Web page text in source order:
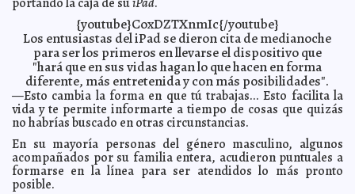
2010-07-24 10:01:03 Aclaran el misterio del hoyanco de Campeche
2010-07-24 09:55:18 Cenotillo se prepara para su tradicional fiesta A7
2010-07-24 09:44:51 ¡Que golazos! Goyito Zavala
2010-07-24 07:25:00 Remates de locura Guardiano Delatorre S.J.
2010-07-24 06:45:00 A pesar de mucho, aquí vamos Franz de J. Fortuny Loret de
Mola
Montalvo Duarte
2010-07-23 23:00:00 La nueva alcaldesa de Peto cumple con los ciudadanos
Luis Jorge Montalvo Duarte
{youtube}CoxDZTXnmIc{/youtube}
Los entusiastas del iPad se dieron cita de medianoche
para ser los primeros en llevarse el dispositivo que
"hará que en sus vidas hagan lo que hacen en forma
diferente, más entretenida y con más posibilidades".
—Esto cambia la forma en que tú trabajas... Esto facilita la
vida y te permite informarte a tiempo de cosas que quizás
no habrías buscado en otras circunstancias.
En su mayoría personas del género masculino, algunos
acompañados por su familia entera, acudieron puntuales a
formarse en la línea para ser atendidos lo más pronto
posible.